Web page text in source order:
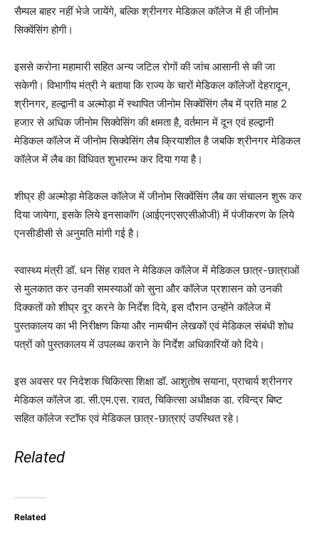
सैम्पल बाहर नहीं भेजे जायेंगे, बल्कि श्रीनगर मेडिकल कॉलेज में ही जीनोम
सिक्वेंसिंग होगी।
इससे करोना महामारी सहित अन्य जटिल रोगों की जांच आसानी से की जा
सकेगी। विभागीय मंत्री ने बताया कि राज्य के चारों मेडिकल कॉलेजों देहरादून,
श्रीनगर, हल्द्वानी व अल्मोड़ा में स्थापित जीनोम सिक्वेंसिंग लैब में प्रति माह 2
हजार से अधिक जीनोम सिक्वेसिंग की क्षमता है, वर्तमान में दून एवं हल्द्वानी
मेडिकल कॉलेज में जीनोम सिक्वेसिंग लैब क्रियाशील है जबकि श्रीनगर मेडिकल
कॉलेज में लैब का विधिवत शुभारम्भ कर दिया गया है।
शीघ्र ही अल्मोड़ा मेडिकल कॉलेज में जीनोम सिक्वेंसिंग लैब का संचालन शुरू कर
दिया जायेगा, इसके लिये इनसाकॉग (आईएनएसएसीओजी) में पंजीकरण के लिये
एनसीडीसी से अनुमति मांगी गई है।
स्वास्थ्य मंत्री डॉ. धन सिंह रावत ने मेडिकल कॉलेज में मेडिकल छात्र-छात्राओं
से मुलकात कर उनकी समस्याओं को सुना और कॉलेज प्रशासन को उनकी
दिक्कतों को शीघ्र दूर करने के निर्देश दिये, इस दौरान उन्होंने कॉलेज में
पुस्तकालय का भी निरीक्षण किया और नामचीन लेखकों एवं मेडिकल संबंधी शोध
पत्रों को पुस्तकालय में उपलब्ध कराने के निर्देश अधिकारियों को दिये।
इस अवसर पर निदेशक चिकित्सा शिक्षा डॉ. आशुतोष सयाना, प्राचार्य श्रीनगर
मेडिकल कॉलेज डा. सी.एम.एस. रावत, चिकित्सा अधीक्षक डा. रविन्द्र बिष्ट
सहित कॉलेज स्टॉफ एवं मेडिकल छात्र-छात्राएं उपस्थित रहे।
Related
Related